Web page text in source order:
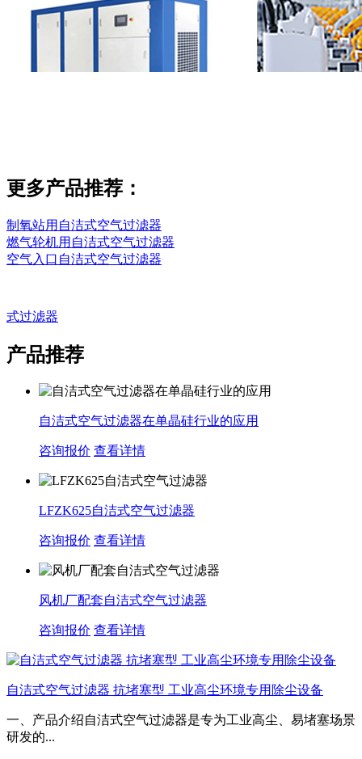
更多产品推荐：
制氧站用自洁式空气过滤器
燃气轮机用自洁式空气过滤器
空气入口自洁式空气过滤器
式过滤器
产品推荐
自洁式空气过滤器在单晶硅行业的应用
咨询报价 查看详情
LFZK625自洁式空气过滤器
咨询报价 查看详情
风机厂配套自洁式空气过滤器
咨询报价 查看详情
自洁式空气过滤器 抗堵塞型 工业高尘环境专用除尘设备
一、产品介绍自洁式空气过滤器是专为工业高尘、易堵塞场景
研发的...